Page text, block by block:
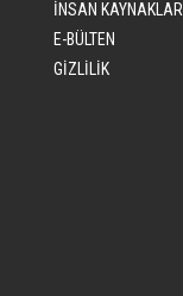
İNSAN KAYNAKLARI
E-BÜLTEN
GİZLİLİK